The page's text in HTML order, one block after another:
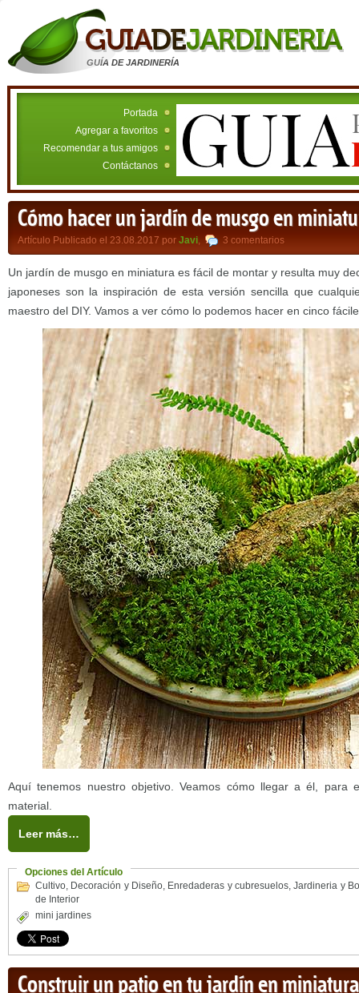
GUÍA DE JARDINERÍA
Portada
Agregar a favoritos
Recomendar a tus amigos
Contáctanos
Cómo hacer un jardín de musgo en
Artículo Publicado el 23.08.2017 por Javi, 3 comentarios
Un jardín de musgo en miniatura es fácil de montar y resulta muy
japoneses son la inspiración de esta versión sencilla que
maestro del DIY. Vamos a ver cómo lo podemos hacer en cinco
Aquí tenemos nuestro objetivo. Veamos cómo llegar a él, para
material.
Leer más…
Opciones del Artículo
Cultivo, Decoración y Diseño, Enredaderas y cubresuelos,Jardineria y
de Interior
mini jardines
Construir un patio en tu jardín en miniatura